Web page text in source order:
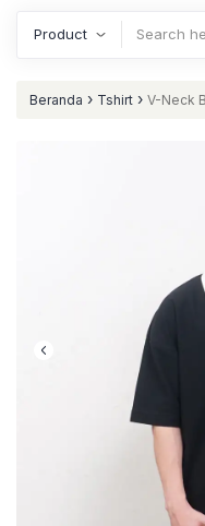
Beranda › Tshirt › V-Neck